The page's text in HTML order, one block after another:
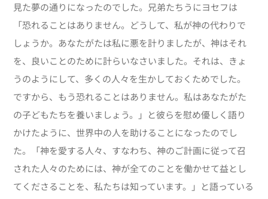
見た夢の通りになったのでした。兄弟たちうにヨセフは
「恐れることはありません。どうして、私が神の代わりで
しょうか。あなたがたは私に悪を計りましたが、神はそれ
を、良いことのために計らいなさいました。それは、きょ
うのようにして、多くの人々を生かしておくためでした。
ですから、もう恐れることはありません。私はあなたがた
の子どもたちを養いましょう。」と彼らを慰め優しく語り
かけたように、世界中の人を助けることになったのでし
た。「神を愛する人々、すなわち、神のご計画に従って召
された人々のためには、神が全てのことを働かせて益とし
てくださることを、私たちは知っています。」と語っている